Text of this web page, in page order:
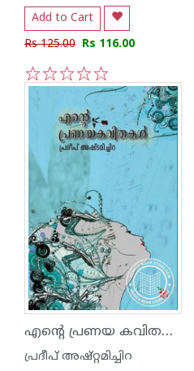
Add to Cart
Rs 125.00 Rs 116.00
5
4
3
2
1
എന്റെ പ്രണയ കവിതകള്‍
പ്രദീപ് അഷ്റ്റമിച്ചിറ